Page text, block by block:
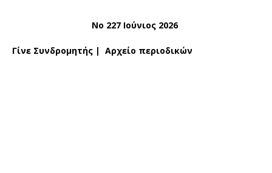
Νο 227 Ιούνιος 2026
Γίνε Συνδρομητής | Αρχείο περιοδικών